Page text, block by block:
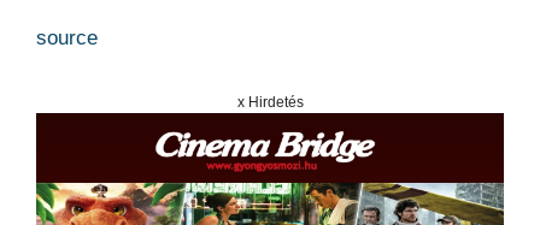
source
x Hirdetés